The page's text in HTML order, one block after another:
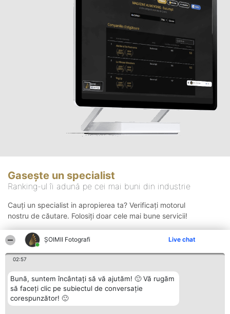
ȘOIMII Fotografi Live chat
02:57
Bună, suntem încântați să vă ajutăm! 🙂 Vă rugăm
să faceți clic pe subiectul de conversație
corespunzător! 🙂
Gasește un specialist
Ranking-ul îi adună pe cei mai buni din industrie
Cauți un specialist in apropierea ta? Verificați motorul
nostru de căutare. Folosiți doar cele mai bune servicii!